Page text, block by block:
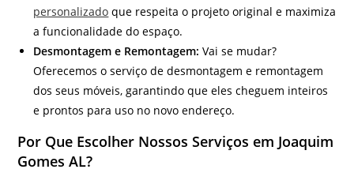
personalizado que respeita o projeto original e maximiza
a funcionalidade do espaço.
Desmontagem e Remontagem: Vai se mudar?
Oferecemos o serviço de desmontagem e remontagem
dos seus móveis, garantindo que eles cheguem inteiros
e prontos para uso no novo endereço.
Por Que Escolher Nossos Serviços em Joaquim
Gomes AL?